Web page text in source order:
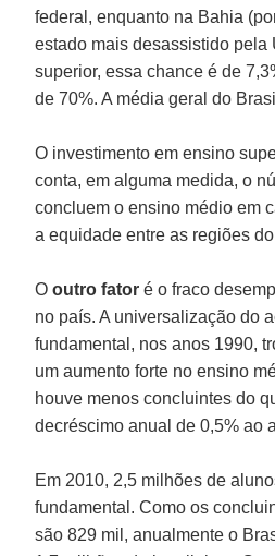
federal, enquanto na Bahia
estado mais desassistido pela
superior, essa chance é de
de 70%. A média geral do
O investimento em ensino
conta, em alguma medida, o
concluem o ensino médio em
a equidade entre as regiões
Ooutro fator é o fraco
no país. A universalização do
fundamental, nos anos 1990,
um aumento forte no ensino
houve menos concluintes do
decréscimo anual de 0,5% ao
Em 2010, 2,5 milhões de
fundamental. Como os
são 829 mil, anualmente o